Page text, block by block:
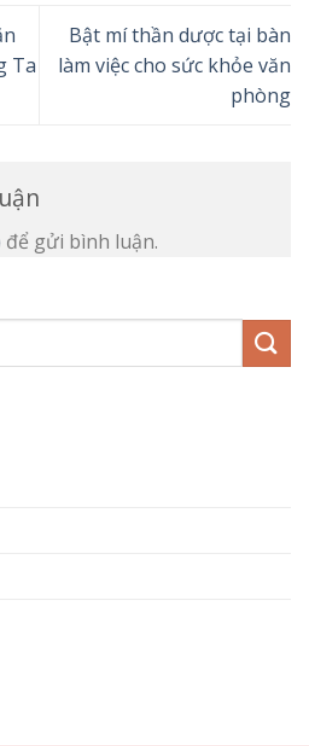
Ta
Bật mí thần dược tại bàn
làm việc cho sức khỏe văn
phòng
để gửi bình luận.